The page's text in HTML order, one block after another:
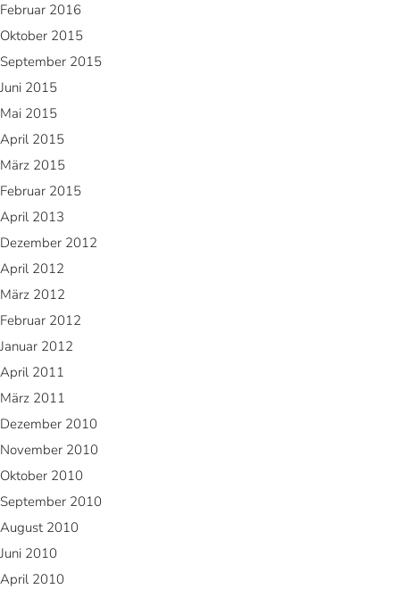
Februar 2016
Oktober 2015
September 2015
Juni 2015
Mai 2015
April 2015
März 2015
Februar 2015
April 2013
Dezember 2012
April 2012
März 2012
Februar 2012
Januar 2012
April 2011
März 2011
Dezember 2010
November 2010
Oktober 2010
September 2010
August 2010
Juni 2010
April 2010